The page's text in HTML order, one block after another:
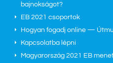
bajnokságot?
EB 2021 csoportok
Hogyan fogadj online —
Kapcsolatba lépni
Magyarország 2021 EB